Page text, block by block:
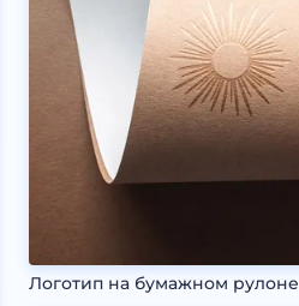
Логотип на бумажном рулоне